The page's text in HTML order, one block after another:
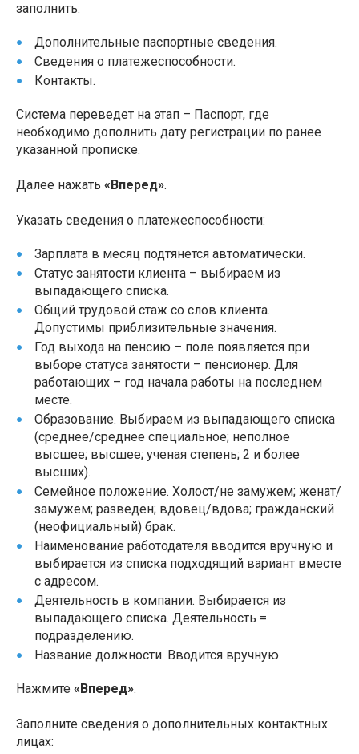
заполнить:
Дополнительные паспортные сведения.
Сведения о платежеспособности.
Контакты.
Система переведет на этап – Паспорт, где
необходимо дополнить дату регистрации по ранее
указанной прописке.
Далее нажать «Вперед».
Указать сведения о платежеспособности:
Зарплата в месяц подтянется автоматически.
Статус занятости клиента – выбираем из
выпадающего списка.
Общий трудовой стаж со слов клиента.
Допустимы приблизительные значения.
Год выхода на пенсию – поле появляется при
выборе статуса занятости – пенсионер. Для
работающих – год начала работы на последнем
месте.
Образование. Выбираем из выпадающего списка
(среднее/среднее специальное; неполное
высшее; высшее; ученая степень; 2 и более
высших).
Семейное положение. Холост/не замужем; женат/
замужем; разведен; вдовец/вдова; гражданский
(неофициальный) брак.
Наименование работодателя вводится вручную и
выбирается из списка подходящий вариант вместе
с адресом.
Деятельность в компании. Выбирается из
выпадающего списка. Деятельность =
подразделению.
Название должности. Вводится вручную.
Нажмите «Вперед».
Заполните сведения о дополнительных контактных
лицах: